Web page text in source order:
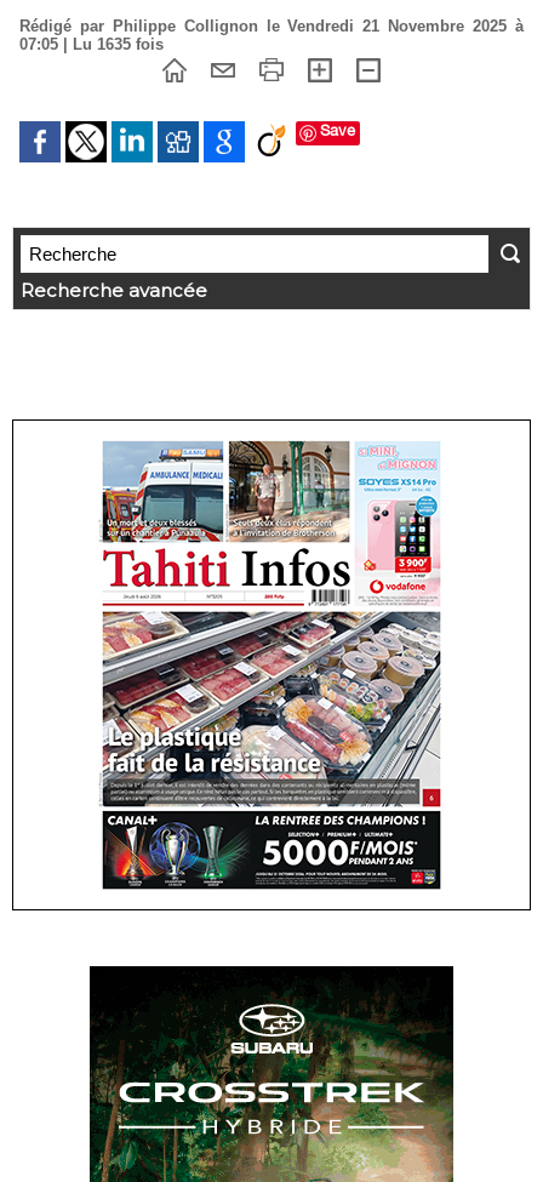
Rédigé par Philippe Collignon le Vendredi 21 Novembre 2025 à
07:05 | Lu 1635 fois
Save
Recherche avancée